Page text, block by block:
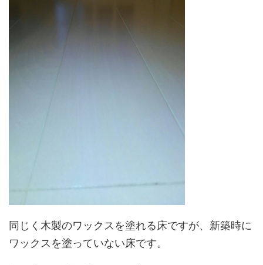
同じく木製のワックスを塗れる床ですが、新築時に
ワックスを塗っていない床です。